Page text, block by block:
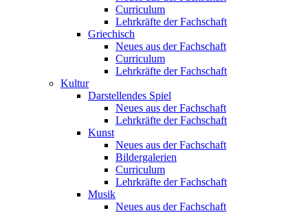
Curriculum
Lehrkräfte der Fachschaft
Griechisch
Neues aus der Fachschaft
Curriculum
Lehrkräfte der Fachschaft
Kultur
Darstellendes Spiel
Neues aus der Fachschaft
Lehrkräfte der Fachschaft
Kunst
Neues aus der Fachschaft
Bildergalerien
Curriculum
Lehrkräfte der Fachschaft
Musik
Neues aus der Fachschaft